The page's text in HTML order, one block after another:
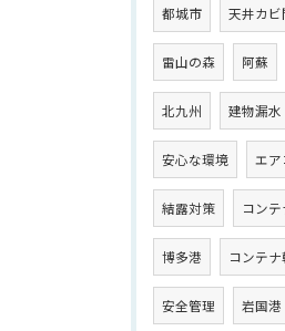
都城市 天井カビ
雷山の森 阿蘇
北九州 建物漏水
安心な環境 エア
結露対策 コンテ
博多港 コンテナ
安全管理 岩国港